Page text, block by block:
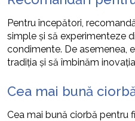
Pentru începători,
simple și să experimenteze
condimente. De asemenea,
tradiția și să îmbinăm
Cea mai bună
Cea mai bună ciorbă pentru